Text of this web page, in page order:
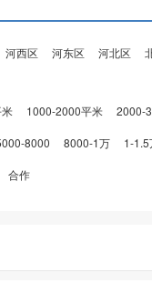
河西区 河东区 河北区
1000-2000平米 2000-
8000 8000-1万 1-1.5
合作